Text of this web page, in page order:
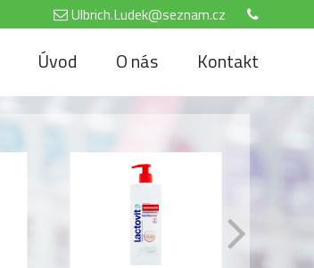
Ulbrich.Ludek@seznam.cz
Úvod O nás Kontakt